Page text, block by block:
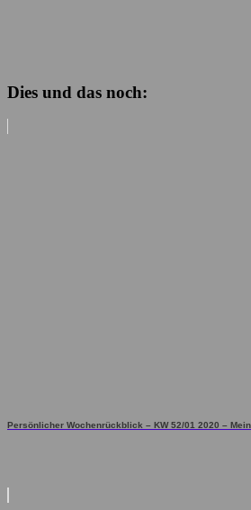
Dies und das noch:
Persönlicher Wochenrückblick – KW 52/01 2020 –